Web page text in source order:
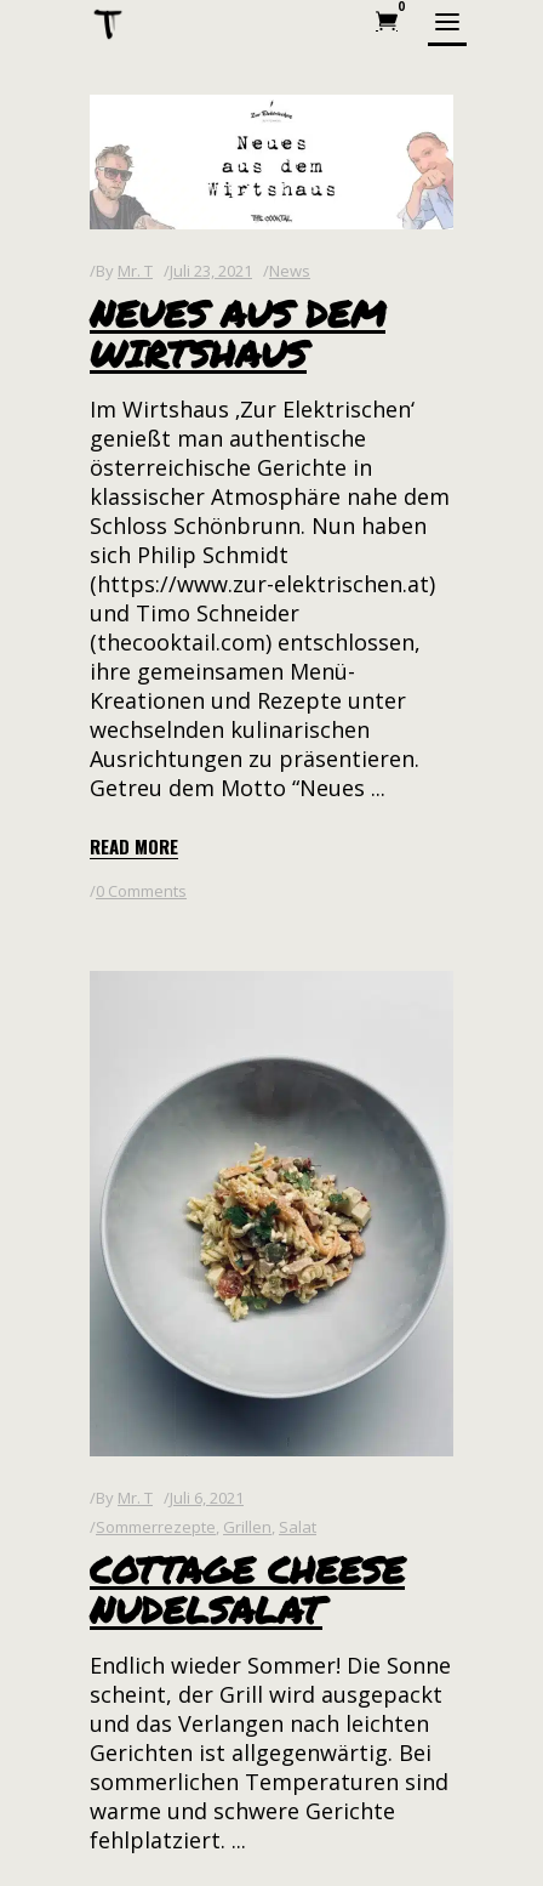
0
By Mr. T Juli 23, 2021 News
NEUES AUS DEM
WIRTSHAUS
Im Wirtshaus ‚Zur Elektrischen‘
genießt man authentische
österreichische Gerichte in
klassischer Atmosphäre nahe dem
Schloss Schönbrunn. Nun haben
sich Philip Schmidt
(https://www.zur-elektrischen.at)
und Timo Schneider
(thecooktail.com) entschlossen,
ihre gemeinsamen Menü-
Kreationen und Rezepte unter
wechselnden kulinarischen
Ausrichtungen zu präsentieren.
Getreu dem Motto “Neues
READ MORE
0 Comments
By Mr. T
Juli 6, 2021
Sommerrezepte, Grillen, Salat
COTTAGE CHEESE
NUDELSALAT
Endlich wieder Sommer! Die Sonne
scheint, der Grill wird ausgepackt
und das Verlangen nach leichten
Gerichten ist allgegenwärtig. Bei
sommerlichen Temperaturen sind
warme und schwere Gerichte
fehlplatziert.